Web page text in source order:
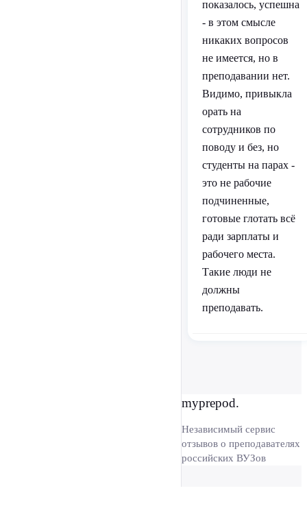
показалось, успешна
- в этом смысле
никаких вопросов
не имеется, но в
преподавании нет.
Видимо, привыкла
орать на
сотрудников по
поводу и без, но
студенты на парах -
это не рабочие
подчиненные,
готовые глотать всё
ради зарплаты и
рабочего места.
Такие люди не
должны
преподавать.
myprepod.
Независимый сервис
отзывов о преподавателях
российских ВУЗов